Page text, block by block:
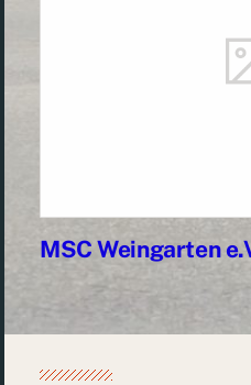
MSC Weingarten